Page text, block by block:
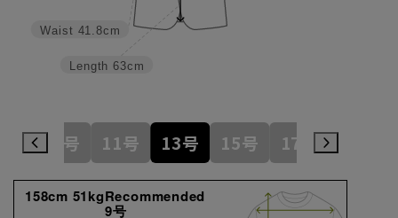
Length 63cm
Waist 41.8cm
7号 9号 11号 13号 15号 17号
158cm 51kgRecommended
9号